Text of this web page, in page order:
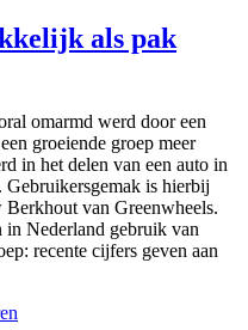
als pak
omarmd werd door een
groeiende groep meer
in het delen van een auto in
Gebruikersgemak is hierbij
van Greenwheels.
in Nederland gebruik van
recente cijfers geven aan